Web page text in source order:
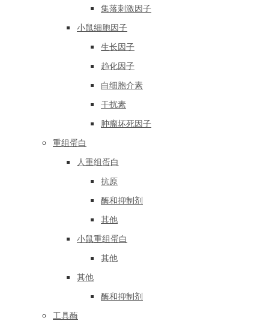
集落刺激因子
小鼠细胞因子
生长因子
趋化因子
白细胞介素
干扰素
肿瘤坏死因子
重组蛋白
人重组蛋白
抗原
酶和抑制剂
其他
小鼠重组蛋白
其他
其他
酶和抑制剂
工具酶